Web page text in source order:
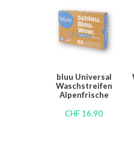
bluu Universal
Waschstreifen
Alpenfrische
CHF 16.90